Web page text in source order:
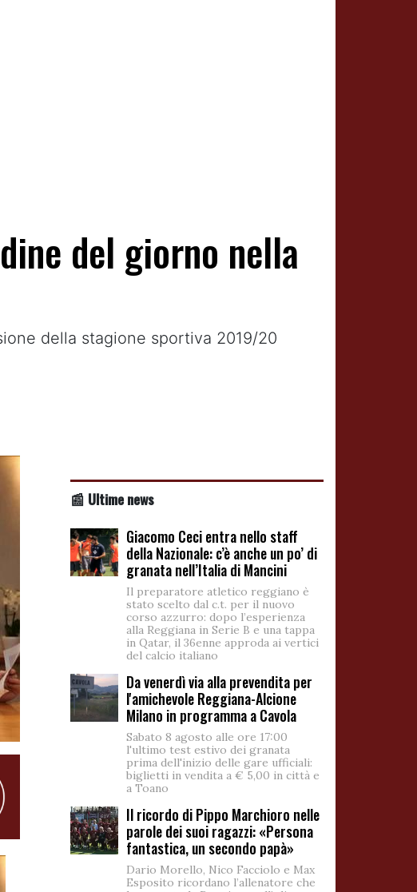
del giorno nella
della stagione sportiva 2019/20
📰 Ultime news
Giacomo Ceci entra nello staff
della Nazionale: c’è anche un po’ di
granata nell’Italia di Mancini
Il preparatore atletico reggiano è
stato scelto dal c.t. per il nuovo
corso azzurro: dopo l’esperienza
alla Reggiana in Serie B e una tappa
in Qatar, il 36enne approda ai vertici
del calcio italiano
Da venerdì via alla prevendita per
l'amichevole Reggiana-Alcione
Milano in programma a Cavola
Sabato 8 agosto alle ore 17:00
l'ultimo test estivo dei granata
prima dell'inizio delle gare ufficiali:
biglietti in vendita a € 5,00 in città e
a Toano
Il ricordo di Pippo Marchioro nelle
parole dei suoi ragazzi: «Persona
fantastica, un secondo papà»
Dario Morello, Nico Facciolo e Max
Esposito ricordano l’allenatore che